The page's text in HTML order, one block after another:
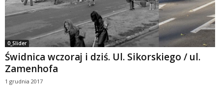
0_Slider
Świdnica wczoraj i dziś. Ul. Sikorskiego / ul.
Zamenhofa
1 grudnia 2017